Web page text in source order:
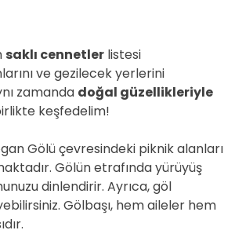
saklı cennetler listesi
ve gezilecek yerlerini
zamanda doğal güzellikleriyle
keşfedelim!
Gölü çevresindeki piknik alanları
Gölün etrafında yürüyüş
dinlendirir. Ayrıca, göl
Gölbaşı, hem aileler hem